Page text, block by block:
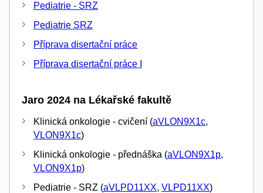
Pediatrie - SRZ
Pediatrie SRZ
Příprava disertační práce
Příprava disertační práce I
Jaro 2024 na Lékařské fakultě
Klinická onkologie - cvičení (aVLON9X1c,
VLON9X1c)
Klinická onkologie - přednáška (aVLON9X1p,
VLON9X1p)
Pediatrie - SRZ (aVLPD11XX, VLPD11XX)